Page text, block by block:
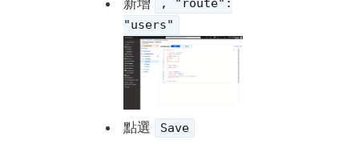
, "route":
"users"
點選 Save